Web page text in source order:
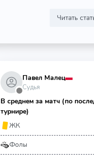
Читать
⬤
Павел Малец
Судья
В среднем за матч (по
турнире)
ЖК
Фолы